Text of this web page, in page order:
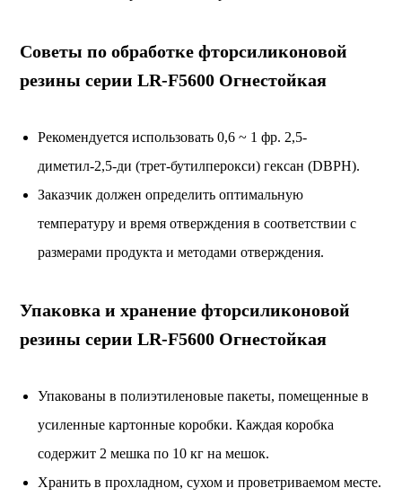
Советы по обработке фторсиликоновой
резины серии LR-F5600 Огнестойкая
Рекомендуется использовать 0,6 ~ 1 фр. 2,5-
диметил-2,5-ди (трет-бутилперокси) гексан (DBPH).
Заказчик должен определить оптимальную
температуру и время отверждения в соответствии с
размерами продукта и методами отверждения.
Упаковка и хранение фторсиликоновой
резины серии LR-F5600 Огнестойкая
Упакованы в полиэтиленовые пакеты, помещенные в
усиленные картонные коробки. Каждая коробка
содержит 2 мешка по 10 кг на мешок.
Хранить в прохладном, сухом и проветриваемом месте.